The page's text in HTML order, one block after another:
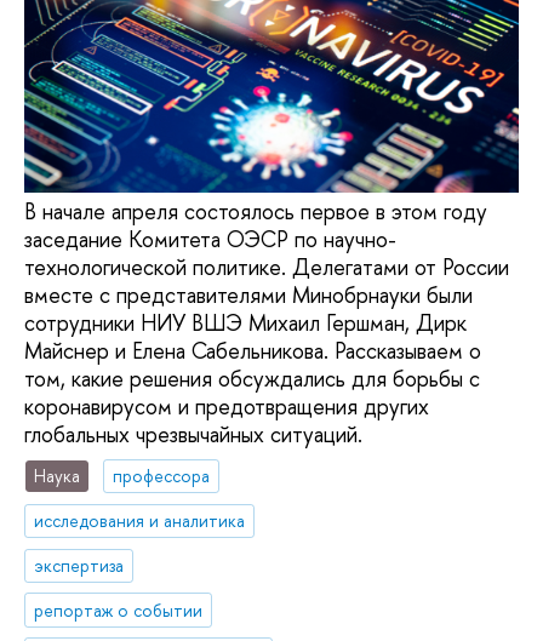
В начале апреля состоялось первое в этом году
заседание Комитета ОЭСР по научно-
технологической политике. Делегатами от России
вместе с представителями Минобрнауки были
сотрудники НИУ ВШЭ Михаил Гершман, Дирк
Майснер и Елена Сабельникова. Рассказываем о
том, какие решения обсуждались для борьбы с
коронавирусом и предотвращения других
глобальных чрезвычайных ситуаций.
Наука
профессора
исследования и аналитика
экспертиза
репортаж о событии